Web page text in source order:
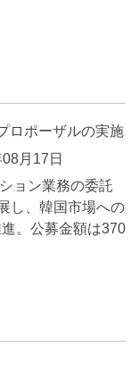
ロポーザルの実施
月17日
ョン業務の委託
し、韓国市場への
。公募金額は370